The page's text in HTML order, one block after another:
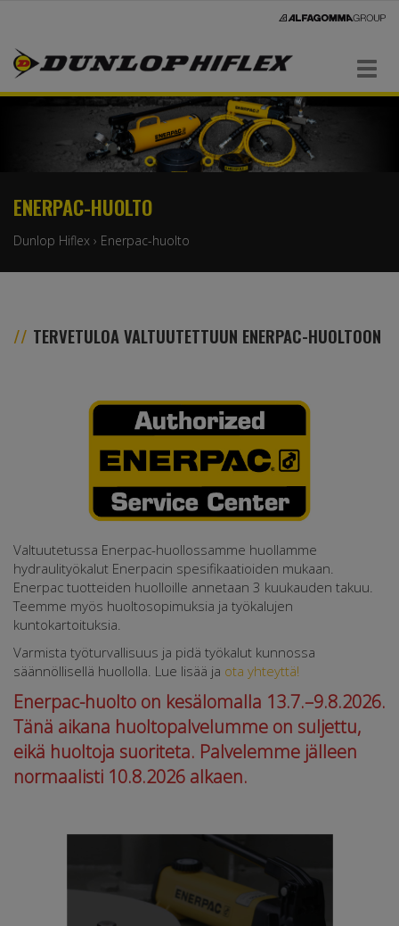
Navigaatio
ENERPAC-HUOLTO
Dunlop Hiflex › Enerpac-huolto
TERVETULOA VALTUUTETTUUN ENERPAC-HUOLTOON
Valtuutetussa Enerpac-huollossamme huollamme
hydraulityökalut Enerpacin spesifikaatioiden mukaan.
Enerpac tuotteiden huolloille annetaan 3 kuukauden takuu.
Teemme myös huoltosopimuksia ja työkalujen
kuntokartoituksia.
Varmista työturvallisuus ja pidä työkalut kunnossa
säännöllisellä huollolla. Lue lisää ja ota yhteyttä!
Enerpac-huolto on kesälomalla 13.7.–9.8.2026.
Tänä aikana huoltopalvelumme on suljettu,
eikä huoltoja suoriteta. Palvelemme jälleen
normaalisti 10.8.2026 alkaen.